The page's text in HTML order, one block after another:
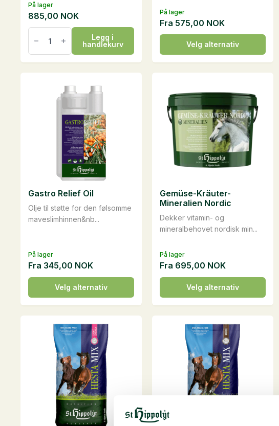
På lager
885,00 NOK
EquiGard
Nordic
Pellets,
25
kg
Legg i
handlekurv
På lager
Fra 575,00 NOK
Velg alternativ
Dette
produktet
har
varianter.
Alternativene
kan
velges
produktsiden
På lager
Olje til støtte for den følsomme
maveslimhinnen&nb...
Gastro Relief Oil
Fra 345,00 NOK
Velg alternativ
Dette
produktet
har
varianter.
Alternativene
produktsiden
På lager
Dekker vitamin- og
mineralbehovet nordisk min...
Gemüse-Kräuter-
Mineralien Nordic
Fra 695,00 NOK
Velg alternativ
Dette
produktet
har
varianter.
Alternativene
produktsiden